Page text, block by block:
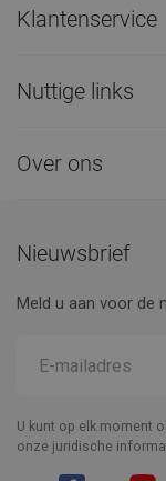
Klantenservice
Nuttige links
Over ons
Nieuwsbrief
Meld u aan voor de
U kunt op elk moment
onze juridische